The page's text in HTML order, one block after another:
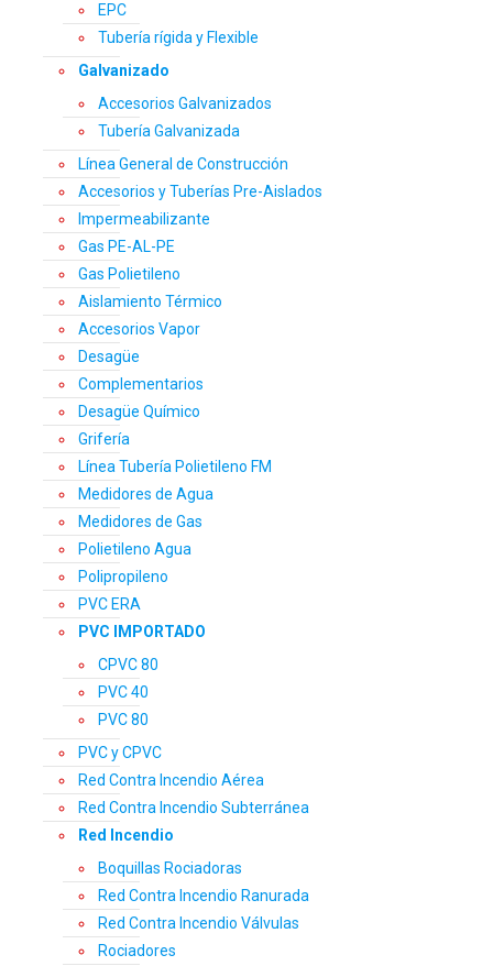
EPC
Tubería rígida y Flexible
Galvanizado
Accesorios Galvanizados
Tubería Galvanizada
Línea General de Construcción
Accesorios y Tuberías Pre-Aislados
Impermeabilizante
Gas PE-AL-PE
Gas Polietileno
Aislamiento Térmico
Accesorios Vapor
Desagüe
Complementarios
Desagüe Químico
Grifería
Línea Tubería Polietileno FM
Medidores de Agua
Medidores de Gas
Polietileno Agua
Polipropileno
PVC ERA
PVC IMPORTADO
CPVC 80
PVC 40
PVC 80
PVC y CPVC
Red Contra Incendio Aérea
Red Contra Incendio Subterránea
Red Incendio
Boquillas Rociadoras
Red Contra Incendio Ranurada
Red Contra Incendio Válvulas
Rociadores